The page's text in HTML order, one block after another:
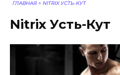
ГЛАВНАЯ > NITRIX УСТЬ-КУТ
Nitrix Усть-Кут